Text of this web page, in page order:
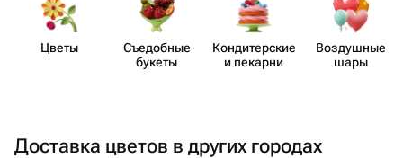
Цветы
Съедобные
букеты
Кондит​ерские
и пекарни
Воздушные
шары
Доставка цветов в других городах